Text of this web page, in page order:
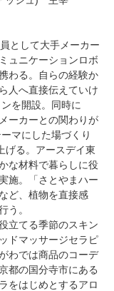
として大手メーカー
ュニケーションロボ
わる。自らの経験か
人へ直接伝えていけ
を開設。同時に
ーカーとの関わりが
マにした場づくり
げる。アースデイ東
な材料で暮らしに役
施。「さとやまハー
ど、植物を直接感
う。
立てる季節のスキン
ドマッサージセラピ
わでは商品のコーデ
都の国分寺市にある
をはじめとするアロ